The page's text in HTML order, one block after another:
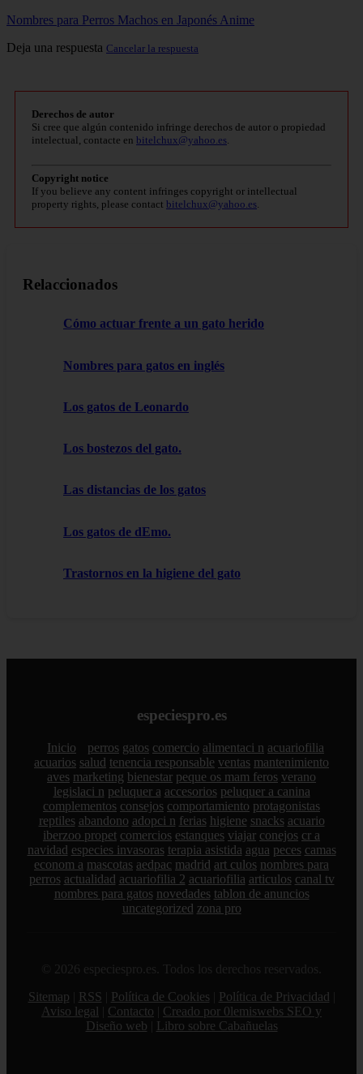
Nombres para Perros Machos en Japonés Anime
Deja una respuesta Cancelar la respuesta
Derechos de autor
Si cree que algún contenido infringe derechos de autor o propiedad
intelectual, contacte en bitelchux@yahoo.es
Copyright notice
If you believe any content infringes copyright or intellectual
property rights, please contact bitelchux@yahoo.es
Relaccionados
Cómo actuar frente a un gato herido
Nombres para gatos en inglés
Los gatos de Leonardo
Los bostezos del gato.
Las distancias de los gatos
Los gatos de dEmo.
Trastornos en la higiene del gato
especiespro.es
Inicio perros gatos comercio alimentaci n acuariofilia
acuarios salud tenencia responsable ventas mantenimiento
aves marketing bienestar peque os mam feros verano
legislaci n peluquer a accesorios peluquer a canina
complementos consejos comportamiento protagonistas
reptiles abandono adopci n ferias higiene snacks acuario
iberzoo propet comercios estanques viajar conejos cr a
navidad especies invasoras terapia asistida agua peces camas
econom a mascotas aedpac madrid art culos nombres para
perros actualidad acuariofilia 2 acuariofilia articulos canal tv
nombres para gatos novedades tablon de anuncios
uncategorized zona pro
© 2026 especiespro.es. Todos los derechos reservados.
Sitemap
RSS Política de Cookies Política de Privacidad
Aviso legal
Contacto
Creado por 0lemiswebs SEO y
Diseño web
Libro sobre Cabañuelas